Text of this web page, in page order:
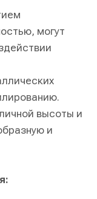
могут
высоты и
и